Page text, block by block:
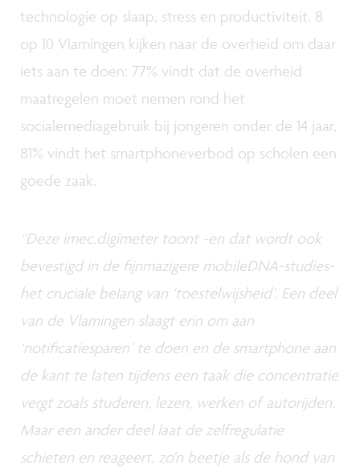
technologie op slaap, stress en productiviteit. 8
op 10 Vlamingen kijken naar de overheid om daar
iets aan te doen: 77% vindt dat de overheid
maatregelen moet nemen rond het
socialemediagebruik bij jongeren onder de 14 jaar,
81% vindt het smartphoneverbod op scholen een
goede zaak.
“Deze imec.digimeter toont -en dat wordt ook
bevestigd in de fijnmazigere mobileDNA-studies-
het cruciale belang van ‘toestelwijsheid’. Een deel
van de Vlamingen slaagt erin om aan
‘notificatiesparen’ te doen en de smartphone aan
de kant te laten tijdens een taak die concentratie
vergt zoals studeren, lezen, werken of autorijden.
Maar een ander deel laat de zelfregulatie
schieten en reageert, zo'n beetje als de hond van